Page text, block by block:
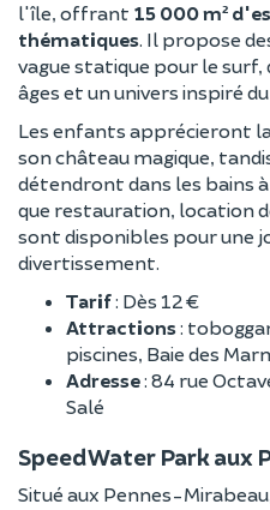
l'île, offrant 15 000 m²
thématiques. Il propose
vague statique pour le surf,
âges et un univers inspiré
Les enfants apprécieront
son château magique,
détendront dans les bains
que restauration, location
sont disponibles pour une
divertissement.
Tarif: Dès 12 €
Attractions:
piscines, Baie des
Adresse: 84 rue
Salé
Speed Water Park aux
Situé aux Pennes-